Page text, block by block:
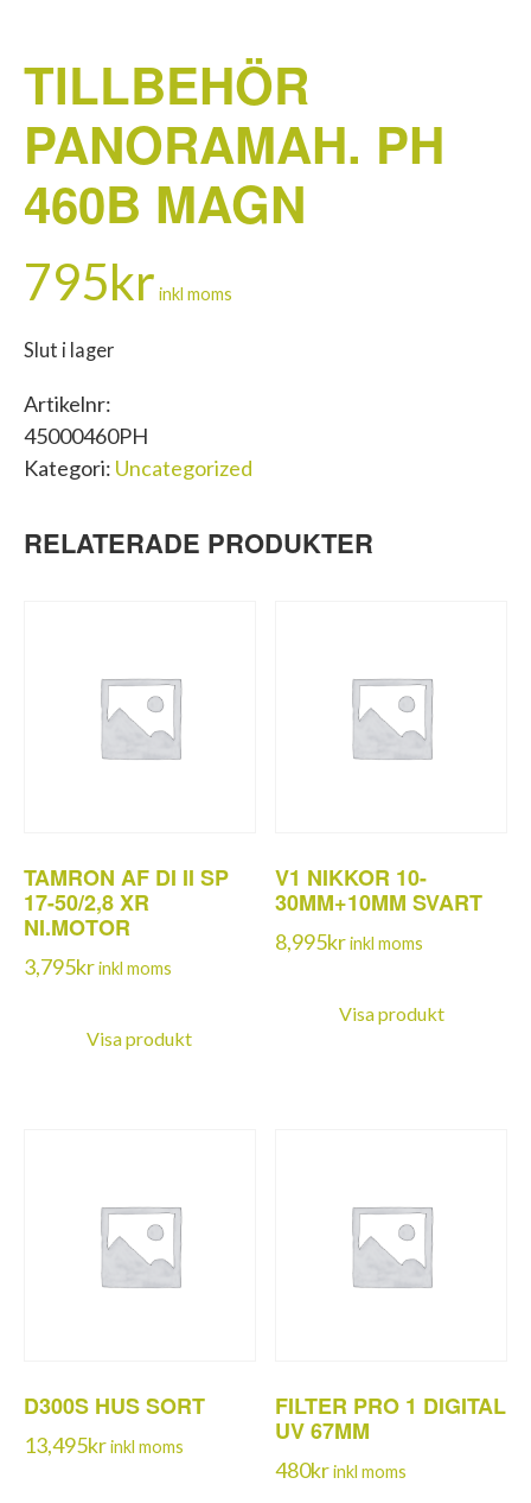
TILLBEHÖR
PANORAMAH. PH
460B MAGN
795kr inkl moms
Slut i lager
Artikelnr:
45000460PH
Kategori: Uncategorized
RELATERADE PRODUKTER
TAMRON AF DI II SP
17-50/2,8 XR
NI.MOTOR
3,795krinkl moms
Visa produkt
V1 NIKKOR 10-
30MM+10MM SVART
8,995krinkl moms
Visa produkt
D300S HUS SORT
13,495krinkl moms
FILTER PRO 1 DIGITAL
UV 67MM
480krinkl moms